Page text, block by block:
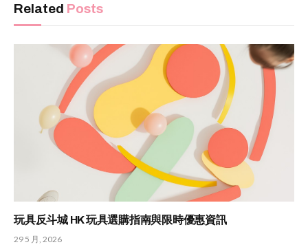
Related Posts
玩具反斗城 HK 玩具選購指南與限時優惠資訊
29 5 月, 2026